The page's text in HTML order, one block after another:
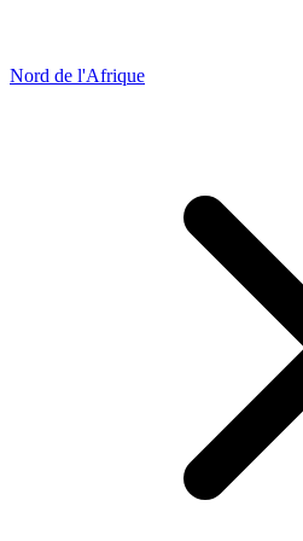
Nord de l'Afrique